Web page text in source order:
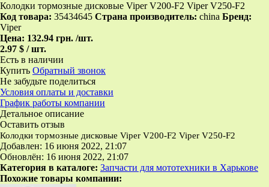
Колодки тормозные дисковые Viper V200-F2 Viper V250-F2
Код товара: 35434645 Страна производитель: china Бренд:
Viper
Цена: 132.94 грн. /шт.
2.97 $ / шт.
Есть в наличии
Купить Обратный звонок
Не забудьте поделиться
Условия оплаты и доставки
График работы компании
Детальное описание
Оставить отзыв
Колодки тормозные дисковые Viper V200-F2 Viper V250-F2
Добавлен: 16 июня 2022, 21:07
Обновлён: 16 июня 2022, 21:07
Категория в каталоге: Запчасти для мототехники в Харькове
Похожие товары компании: